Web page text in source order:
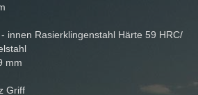
innen Rasierklingenstahl Härte 59 HRC/
mm
Griff